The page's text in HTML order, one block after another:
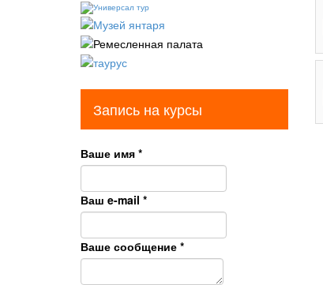
Запись на курсы
Ваше имя *
Ваш e-mail *
Ваше сообщение *